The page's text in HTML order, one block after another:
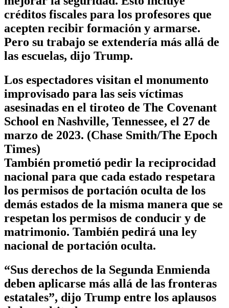
créditos fiscales para los profesores que
acepten recibir formación y armarse.
Pero su trabajo se extendería más allá de
las escuelas, dijo Trump.
Los espectadores visitan el monumento
improvisado para las seis víctimas
asesinadas en el tiroteo de The Covenant
School en Nashville, Tennessee, el 27 de
marzo de 2023. (Chase Smith/The Epoch
Times)
También prometió pedir la reciprocidad
nacional para que cada estado respetara
los permisos de portación oculta de los
demás estados de la misma manera que se
respetan los permisos de conducir y de
matrimonio. También pedirá una ley
nacional de portación oculta.
“Sus derechos de la Segunda Enmienda
deben aplicarse más allá de las fronteras
estatales”, dijo Trump entre los aplausos